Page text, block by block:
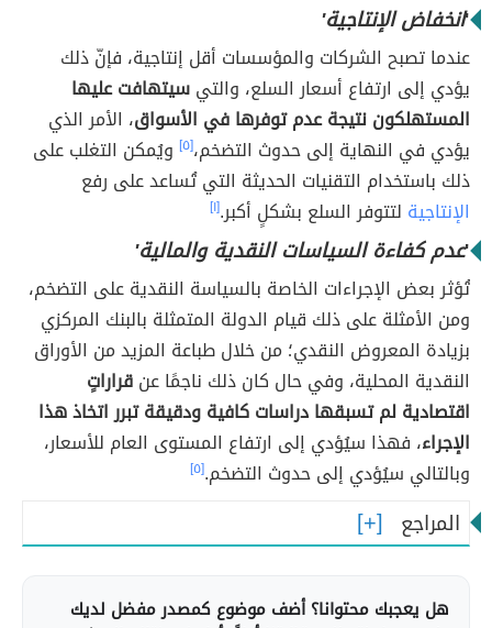
'انخفاض الإنتاجية'
عندما تصبح الشركات والمؤسسات أقل إنتاجية، فإنّ ذلك
يؤدي إلى ارتفاع أسعار السلع، والتيسيتهافت عليها
المستهلكون نتيجة عدم توفرها في الأسواق، الأمر الذي
يؤدي في النهاية إلى حدوث التضخم،[٥]
ويُمكن التغلب على
ذلك باستخدام التقنيات الحديثة التي تُساعد على رفع
الإنتاجية لتتوفر السلع بشكلٍ أكبر.[١]
'عدم كفاءة السياسات النقدية والمالية'
تُؤثر بعض الإجراءات الخاصة بالسياسة النقدية على التضخم،
ومن الأمثلة على ذلك قيام الدولة المتمثلة بالبنك المركزي
بزيادة المعروض النقدي؛ من خلال طباعة المزيد من الأوراق
النقدية المحلية، وفي حال كان ذلك ناجمًا عنقراراتٍ
اقتصادية لم تسبقها دراسات كافية ودقيقة تبرر اتخاذ هذا
الإجراء، فهذا سيُؤدي إلى ارتفاع المستوى العام للأسعار،
وبالتالي سيُؤدي إلى حدوث التضخم.[٥]
المراجع
هل يعجبك محتوانا؟ أضف موضوع كمصدر مفضل لديك